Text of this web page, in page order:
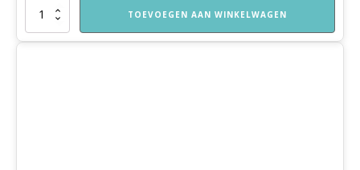
Katoenentas
Leren
TOEVOEGEN AAN WINKELWAGEN